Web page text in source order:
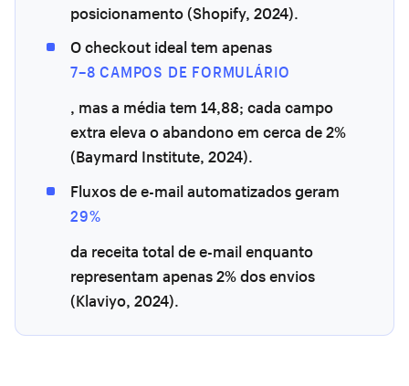
posicionamento (Shopify, 2024).
O checkout ideal tem apenas
7–8 CAMPOS DE FORMULÁRIO
, mas a média tem 14,88; cada campo
extra eleva o abandono em cerca de 2%
(Baymard Institute, 2024).
Fluxos de e-mail automatizados geram
29%
da receita total de e-mail enquanto
representam apenas 2% dos envios
(Klaviyo, 2024).